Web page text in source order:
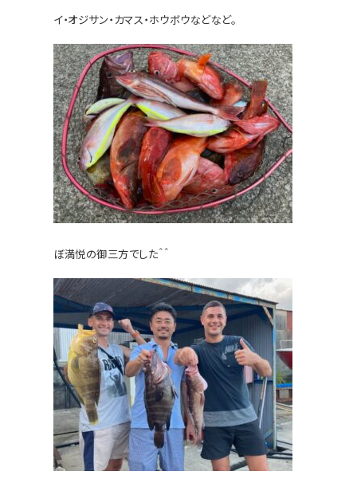
イ・オジサン・カマス・ホウボウなどなど。
ぼ満悦の御三方でした＾＾